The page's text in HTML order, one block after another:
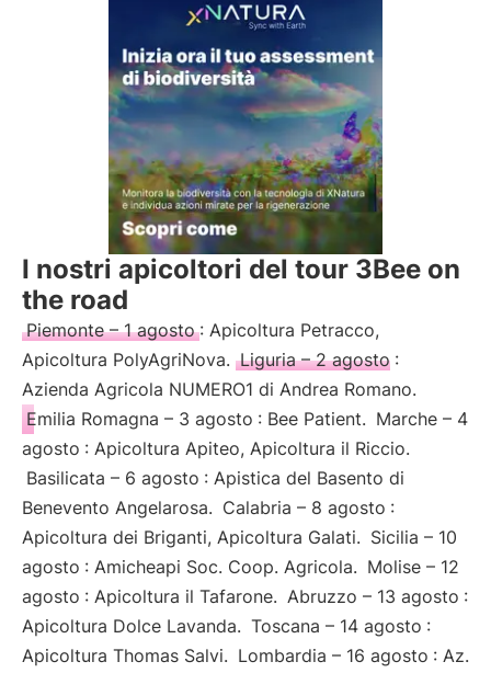
I nostri apicoltori del tour 3Bee on
the road
Piemonte – 1 agosto : Apicoltura Petracco,
Apicoltura PolyAgriNova. Liguria – 2 agosto :
Azienda Agricola NUMERO1 di Andrea Romano.
Emilia Romagna – 3 agosto : Bee Patient. Marche – 4
agosto : Apicoltura Apiteo, Apicoltura il Riccio.
Basilicata – 6 agosto : Apistica del Basento di
Benevento Angelarosa. Calabria – 8 agosto :
Apicoltura dei Briganti, Apicoltura Galati. Sicilia – 10
agosto : Amicheapi Soc. Coop. Agricola. Molise – 12
agosto : Apicoltura il Tafarone. Abruzzo – 13 agosto :
Apicoltura Dolce Lavanda. Toscana – 14 agosto :
Apicoltura Thomas Salvi. Lombardia – 16 agosto : Az.